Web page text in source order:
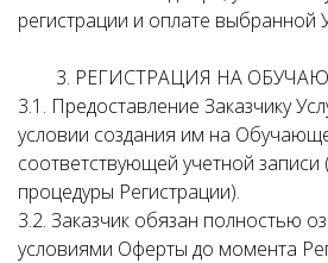
регистрации и оплате выбранной
3. РЕГИСТРАЦИЯ НА
3.1. Предоставление Заказчику
условии создания им на
соответствующей учетной
процедуры Регистрации).
3.2. Заказчик обязан полностью
условиями Оферты до момента